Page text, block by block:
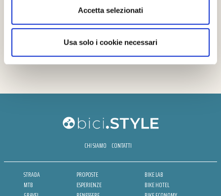
Accetta selezionati
Usa solo i cookie necessari
CHI SIAMO CONTATTI
STRADA
MTB
PROPOSTE
ESPERIENZE
BIKE LAB
BIKE HOTEL